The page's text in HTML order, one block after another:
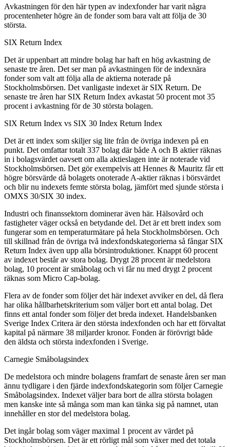
Avkastningen för den här typen av indexfonder har varit några
procentenheter högre än de fonder som bara valt att följa de 30
största.
SIX Return Index
Det är uppenbart att mindre bolag har haft en hög avkastning de
senaste tre åren. Det ser man på avkastningen för de indexnära
fonder som valt att följa alla de aktierna noterade på
Stockholmsbörsen. Det vanligaste indexet är SIX Return. De
senaste tre åren har SIX Return Index avkastat 50 procent mot 35
procent i avkastning för de 30 största bolagen.
SIX Return Index vs SIX 30 Index Return Index
Det är ett index som skiljer sig lite från de övriga indexen på en
punkt. Det omfattar totalt 337 bolag där både A och B aktier räknas
in i bolagsvärdet oavsett om alla aktieslagen inte är noterade vid
Stockholmsbörsen. Det gör exempelvis att Hennes & Mauritz får ett
högre börsvärde då bolagets onoterade A-aktier räknas i börsvärdet
och blir nu indexets femte största bolag, jämfört med sjunde största i
OMXS 30/SIX 30 index.
Industri och finanssektorn dominerar även här. Hälsovård och
fastigheter väger också en betydande del. Det är ett brett index som
fungerar som en temperaturmätare på hela Stockholmsbörsen. Och
till skillnad från de övriga två indexfondskategorierna så fångar SIX
Return Index även upp alla börsintroduktioner. Knappt 60 procent
av indexet består av stora bolag. Drygt 28 procent är medelstora
bolag, 10 procent är småbolag och vi får nu med drygt 2 procent
räknas som Micro Cap-bolag.
Flera av de fonder som följer det här indexet avviker en del, då flera
har olika hållbarhetskriterium som väljer bort ett antal bolag. Det
finns ett antal fonder som följer det breda indexet. Handelsbanken
Sverige Index Critera är den största indexfonden och har ett förvaltat
kapital på närmare 38 miljarder kronor. Fonden är förövrigt både
den äldsta och största indexfonden i Sverige.
Carnegie Småbolagsindex
De medelstora och mindre bolagens framfart de senaste åren ser man
ännu tydligare i den fjärde indexfondskategorin som följer Carnegie
Småbolagsindex. Indexet väljer bara bort de allra största bolagen
men kanske inte så många som man kan tänka sig på namnet, utan
innehåller en stor del medelstora bolag.
Det ingår bolag som väger maximal 1 procent av värdet på
Stockholmsbörsen. Det är ett rörligt mål som växer med det totala